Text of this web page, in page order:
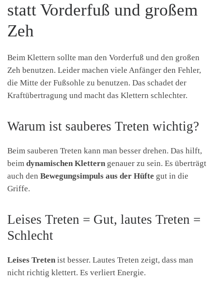
statt Vorderfuß und großem
Zeh
Beim Klettern sollte man den Vorderfuß und den großen
Zeh benutzen. Leider machen viele Anfänger den Fehler,
die Mitte der Fußsohle zu benutzen. Das schadet der
Kraftübertragung und macht das Klettern schlechter.
Warum ist sauberes Treten wichtig?
Beim sauberen Treten kann man besser drehen. Das hilft,
beim dynamischen Klettern genauer zu sein. Es überträgt
auch den Bewegungsimpuls aus der Hüfte gut in die
Griffe.
Leises Treten = Gut, lautes Treten =
Schlecht
Leises Treten ist besser. Lautes Treten zeigt, dass man
nicht richtig klettert. Es verliert Energie.